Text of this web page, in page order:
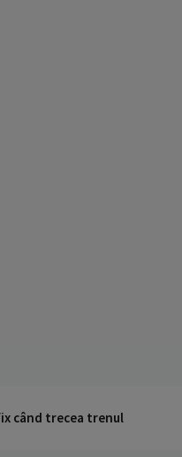
când trecea trenul